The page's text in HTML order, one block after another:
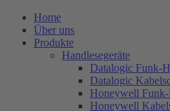
Home
Über uns
Produkte
Handlesegeräte
Datalogic Funk-
Datalogic
Honeywell Funk-
Honeywell